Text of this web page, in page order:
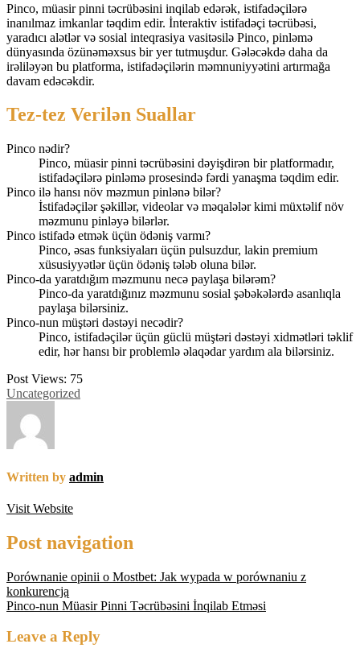
Pinco, müasir pinni təcrübəsini inqilab edərək, istifadəçilərə
inanılmaz imkanlar təqdim edir. İnteraktiv istifadəçi təcrübəsi,
yaradıcı alətlər və sosial inteqrasiya vasitəsilə Pinco, pinləmə
dünyasında özünəməxsus bir yer tutmuşdur. Gələcəkdə daha da
irəliləyən bu platforma, istifadəçilərin məmnuniyyətini artırmağa
davam edəcəkdir.
Tez-tez Verilən Suallar
Pinco nədir?
Pinco, müasir pinni təcrübəsini dəyişdirən bir platformadır,
istifadəçilərə pinləmə prosesində fərdi yanaşma təqdim edir.
Pinco ilə hansı növ məzmun pinlənə bilər?
İstifadəçilər şəkillər, videolar və məqalələr kimi müxtəlif növ
məzmunu pinləyə bilərlər.
Pinco istifadə etmək üçün ödəniş varmı?
Pinco, əsas funksiyaları üçün pulsuzdur, lakin premium
xüsusiyyətlər üçün ödəniş tələb oluna bilər.
Pinco-da yaratdığım məzmunu necə paylaşa bilərəm?
Pinco-da yaratdığınız məzmunu sosial şəbəkələrdə asanlıqla
paylaşa bilərsiniz.
Pinco-nun müştəri dəstəyi necədir?
Pinco, istifadəçilər üçün güclü müştəri dəstəyi xidmətləri təklif
edir, hər hansı bir problemlə əlaqədar yardım ala bilərsiniz.
Post Views: 75
Uncategorized
Written by admin
Visit Website
Post navigation
Porównanie opinii o Mostbet: Jak wypada w porównaniu z
konkurencją
Pinco-nun Müasir Pinni Təcrübəsini İnqilab Etməsi
Leave a Reply